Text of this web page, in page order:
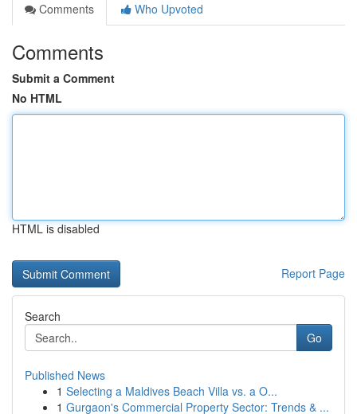
Comments
Who Upvoted
Comments
Submit a Comment
No HTML
HTML is disabled
Report Page
Search
Go
Published News
1 Selecting a Maldives Beach Villa vs. a O...
1 Gurgaon's Commercial Property Sector: Trends & ...